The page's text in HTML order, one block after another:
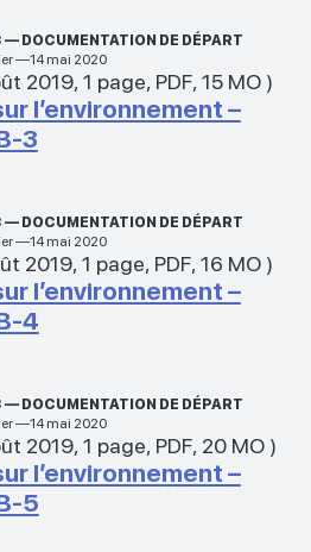
DOCUMENTATION DE DÉPART
—14 mai 2020
2019, 1 page, PDF, 15 MO)
l’environnement –
3
DOCUMENTATION DE DÉPART
—14 mai 2020
2019, 1 page, PDF, 16 MO)
l’environnement –
4
DOCUMENTATION DE DÉPART
—14 mai 2020
2019, 1 page, PDF, 20 MO)
l’environnement –
5